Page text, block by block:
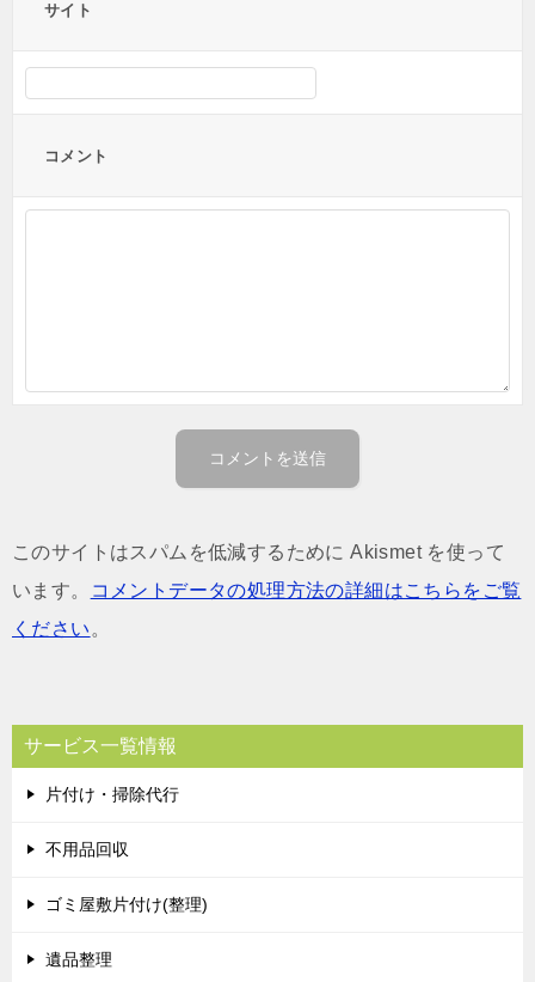
サイト
コメント
このサイトはスパムを低減するために Akismet を使って
います。
コメントデータの処理方法の詳細はこちらをご覧
ください 。
サービス一覧情報
片付け・掃除代行
不用品回収
ゴミ屋敷片付け(整理)
遺品整理